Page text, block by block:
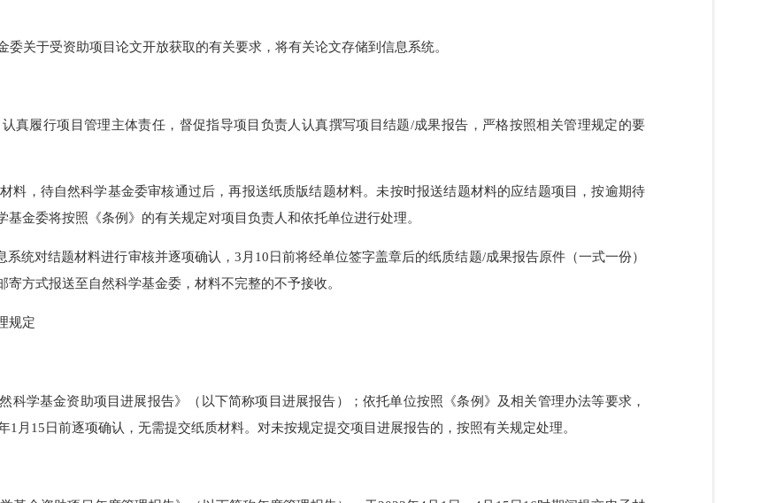
，由项目负责人汇总编制。
发表或未标注国家自然科学基金资助和项目批准号等的论文列入结题/成果报告；不得直接复制论文内容作为结
成果列入结题/成果报告。
相关规定将在国家自然科学基金大数据知识管理服务平台（https://kd.nsfc.gov.cn）及国家科技报告服务系统
。
基金委关于受资助项目论文开放获取的有关要求，将有关论文存储到信息系统。
学基金委将按照《条例》的有关规定对项目负责人和依托单位进行处理。
息系统对结题材料进行审核并逐项确认，3月10日前将经单位签字盖章后的纸质结题/成果报告原件（一式一份）
邮寄方式报送至自然科学基金委，材料不完整的不予接收。